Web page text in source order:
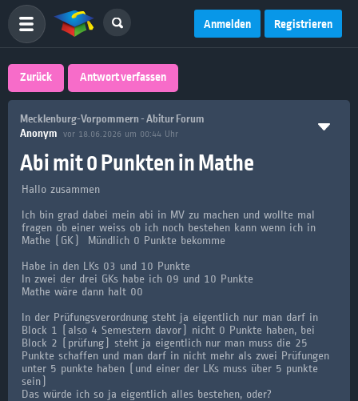
Anmelden Registrieren
Zurück Antwort verfassen
Mecklenburg-Vorpommern - Abitur Forum
Anonym
vor 18.06.2026 um 00:44 Uhr
Abi mit 0 Punkten in Mathe
Hallo zusammen
Ich bin grad dabei mein abi in MV zu machen und wollte mal
fragen ob einer weiss ob ich noch bestehen kann wenn ich in
Mathe (GK) Mündlich 0 Punkte bekomme
Habe in den LKs 03 und 10 Punkte
In zwei der drei GKs habe ich 09 und 10 Punkte
Mathe wäre dann halt 00
In der Prüfungsverordnung steht ja eigentlich nur man darf in
Block 1 (also 4 Semestern davor) nicht 0 Punkte haben, bei
Block 2 (prüfung) steht ja eigentlich nur man muss die 25
Punkte schaffen und man darf in nicht mehr als zwei Prüfungen
unter 5 punkte haben (und einer der LKs muss über 5 punkte
sein)
Das würde ich so ja eigentlich alles bestehen, oder?